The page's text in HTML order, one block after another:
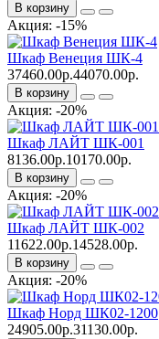
В корзину
Акция: -15%
Шкаф Венеция ШК-4
37460.00р.44070.00р.
В корзину
Акция: -20%
Шкаф ЛАЙТ ШК-001
8136.00р.10170.00р.
В корзину
Акция: -20%
Шкаф ЛАЙТ ШК-002
11622.00р.14528.00р.
В корзину
Акция: -20%
Шкаф Норд ШК02-1200
24905.00р.31130.00р.